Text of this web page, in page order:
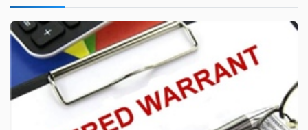
TÍCH
VIETSTOCKFINANCE